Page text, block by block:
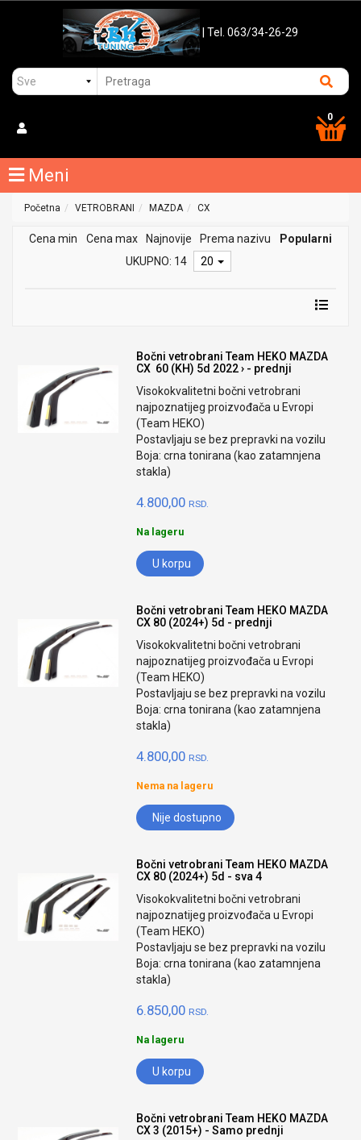
| Tel. 063/34-26-29
0
Meni
Početna VETROBRANI MAZDA CX
Cena min Cena max Najnovije Prema nazivu
Popularni
UKUPNO: 14
20
Bočni vetrobrani Team HEKO MAZDA
CX 60 (KH) 5d 2022 › - prednji
Visokokvalitetni bočni vetrobrani
najpoznatijeg proizvođača u Evropi
(Team HEKO)
Postavljaju se bez prepravki na vozilu
Boja: crna tonirana (kao zatamnjena
stakla)
4.800,00 RSD.
Na lageru
U korpu
Bočni vetrobrani Team HEKO MAZDA
CX 80 (2024+) 5d - prednji
Visokokvalitetni bočni vetrobrani
najpoznatijeg proizvođača u Evropi
(Team HEKO)
Postavljaju se bez prepravki na vozilu
Boja: crna tonirana (kao zatamnjena
stakla)
4.800,00 RSD.
Nema na lageru
Nije dostupno
Bočni vetrobrani Team HEKO MAZDA
CX 80 (2024+) 5d - sva 4
Visokokvalitetni bočni vetrobrani
najpoznatijeg proizvođača u Evropi
(Team HEKO)
Postavljaju se bez prepravki na vozilu
Boja: crna tonirana (kao zatamnjena
stakla)
6.850,00 RSD.
Na lageru
U korpu
Bočni vetrobrani Team HEKO MAZDA
CX 3 (2015+) - Samo prednji